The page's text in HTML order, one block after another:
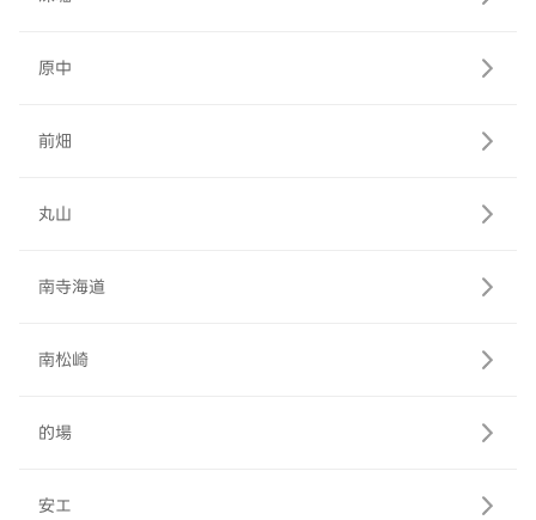
原中
前畑
丸山
南寺海道
南松崎
的場
安エ